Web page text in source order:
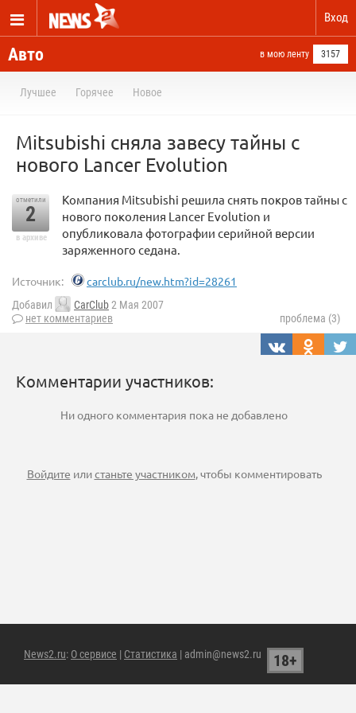
Вход
Авто в мою ленту 3157
Лучшее Горячее Новое
Mitsubishi сняла завесу тайны с
нового Lancer Evolution
отметили
2
в архиве
Компания Mitsubishi решила снять покров тайны с
нового поколения Lancer Evolution и
опубликовала фотографии серийной версии
заряженного седана.
Источник: carclub.ru/new.htm?id=28261
Добавил CarClub2 Мая 2007
нет комментариев
проблема (3)
Комментарии участников:
Ни одного комментария пока не добавлено
Войдите илистаньте участником, чтобы комментировать
News2.ru: О сервисе | Статистика | admin@news2.ru 18+